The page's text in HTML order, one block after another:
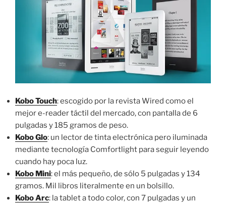
Kobo Touch: escogido por la revista Wired como el
mejor e-reader táctil del mercado, con pantalla de 6
pulgadas y 185 gramos de peso.
Kobo Glo: un lector de tinta electrónica pero iluminada
mediante tecnología Comfortlight para seguir leyendo
cuando hay poca luz.
Kobo Mini: el más pequeño, de sólo 5 pulgadas y 134
gramos. Mil libros literalmente en un bolsillo.
Kobo Arc: la tablet a todo color, con 7 pulgadas y un